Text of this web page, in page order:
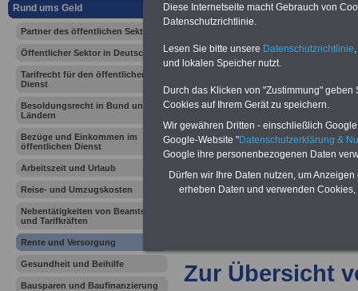
Rund ums Geld
Partner des öffentlichen Sektors
Öffentlicher Sektor in Deutschland
Tarifrecht für den öffentlichen
Dienst
Besoldungsrecht in Bund und
Ländern
Bezüge und Einkommen im
öffentlichen Dienst
Arbeitszeit und Urlaub
Reise- und Umzugskosten
Nebentätigkeiten von Beamten
und Tarifkräften
Rente und Versorgung
Gesundheit und Beihilfe
Bausparen und Baufinanzierung
Berufsunfähigkeitsabsicherung
-Krankenzusatzversicherung
Krankenkassen-
Zahnzusatzversicherung
Ihr
den Fall der
Leben
Zur Übersicht
Diese Internetseite macht Gebrauch von
Datenschutzrichtlinie.
Lesen Sie bitte unsere Datenschutzrichtlinie
und lokalen Speicher nutzt.
Durch das Klicken von "Zustimmung"
Cookies auf Ihrem Gerät zu speichern.
Wir gewähren Dritten - einschließlich
Google-Website "Datenschutzerklärung &
Google ihre personenbezogenen Daten
Dürfen wir Ihre Daten nutzen, um
erheben Daten und verwenden